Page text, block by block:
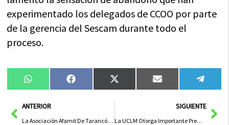
experimentado los delegados de CCOO por parte
de la gerencia del Sescam durante todo el
proceso.
Compartir
en
WhatsAppCompartir
en
FacebookCompartir
en
X
(Twitter)
Compartir
en
Email
en
AntANTERIOR
La Asociación Afamit De Tarancón Inaugura Vehículo Adaptado Gracias A Colaboración Público-Privada
SIGUIENTE
La UCLM Otorga Importante Premio al Mejor Trabajo de Fin de Grado en Criminología a Nivel Nacional